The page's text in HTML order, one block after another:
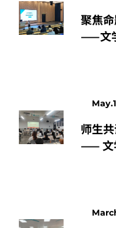
聚焦
——文
师生
—— 文